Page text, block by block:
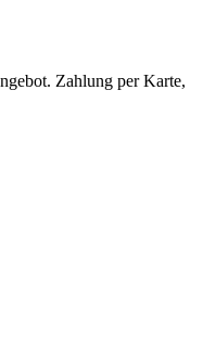
Zahlung per Karte,